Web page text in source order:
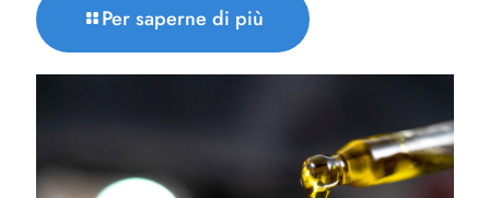
Per saperne di più